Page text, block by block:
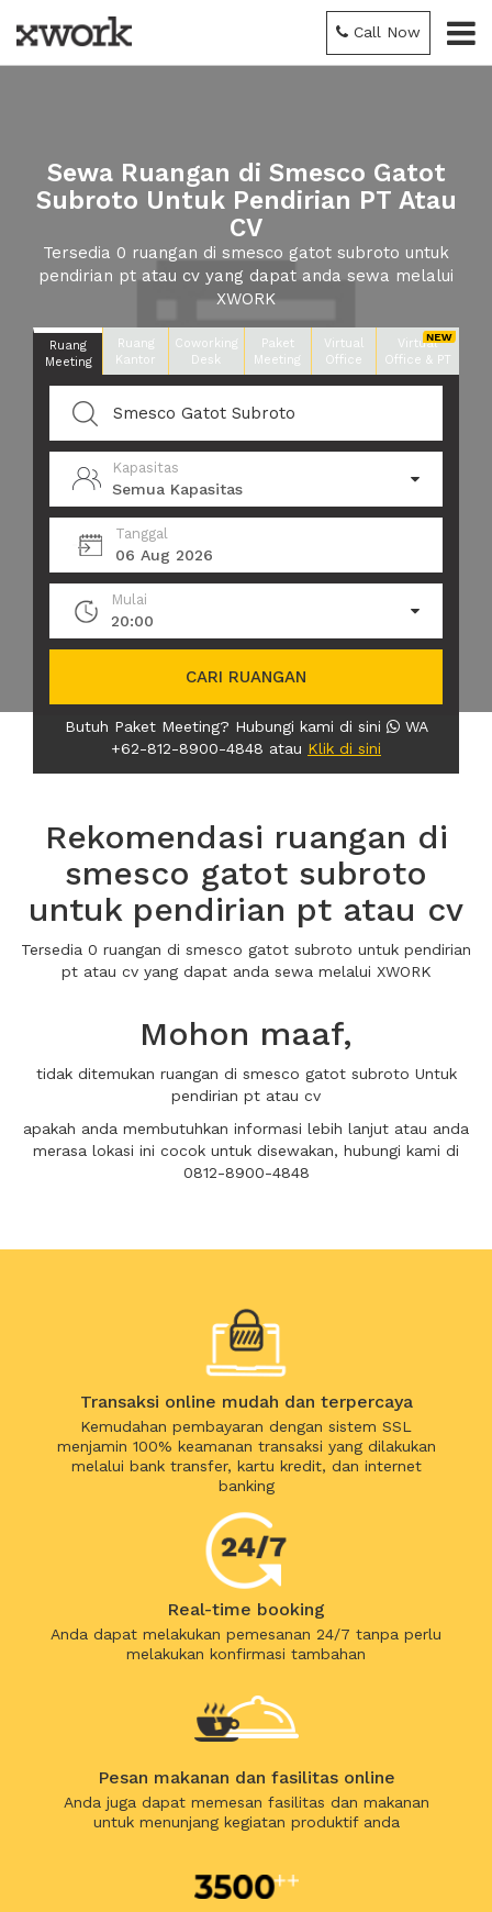
Call Now
Sewa Ruangan di Smesco Gatot
Subroto Untuk Pendirian PT Atau
CV
Tersedia 0 ruangan di smesco gatot subroto untuk
pendirian pt atau cv yang dapat anda sewa melalui
XWORK
Ruang
Meeting
Ruang
Kantor
Coworking
Desk
Paket
Meeting
Virtual
Office
Virtual
Office & PT
Kapasitas
Semua Kapasitas
Tanggal
06 Aug 2026
Mulai
20:00
CARI RUANGAN
Butuh Paket Meeting? Hubungi kami di sini
WA
+62-812-8900-4848 atau Klik di sini
Rekomendasi ruangan di
smesco gatot subroto
untuk pendirian pt atau cv
Tersedia 0 ruangan di smesco gatot subroto untuk pendirian
pt atau cv yang dapat anda sewa melalui XWORK
Mohon maaf,
tidak ditemukan ruangan di smesco gatot subroto Untuk
pendirian pt atau cv
apakah anda membutuhkan informasi lebih lanjut atau anda
merasa lokasi ini cocok untuk disewakan, hubungi kami di
0812-8900-4848
Transaksi online mudah dan terpercaya
Kemudahan pembayaran dengan sistem SSL
menjamin 100% keamanan transaksi yang dilakukan
melalui bank transfer, kartu kredit, dan internet
banking
Real-time booking
Anda dapat melakukan pemesanan 24/7 tanpa perlu
melakukan konfirmasi tambahan
Pesan makanan dan fasilitas online
Anda juga dapat memesan fasilitas dan makanan
untuk menunjang kegiatan produktif anda